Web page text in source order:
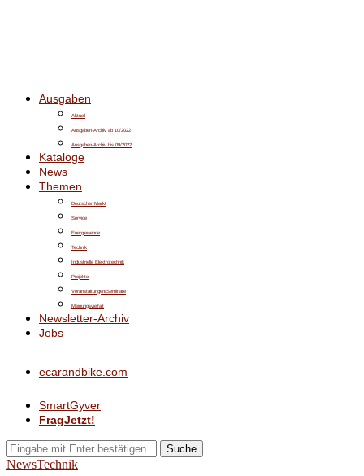
Ausgaben
Aktuell
Ausgaben-Archiv ab 10/2022
Ausgaben-Archiv bis 09/2022
Kataloge
News
Themen
Deutscher Markt
Service
Energiewende
Technik
Industrielle Elektrotechnik
Projekte
Veranstaltungen/Seminare
Meinungsvielfalt
Newsletter-Archiv
Jobs
ecarandbike.com
SmartGyver
FragJetzt!
Suche
NewsTechnik